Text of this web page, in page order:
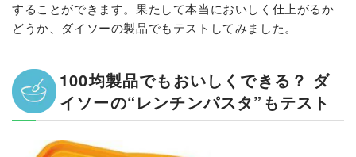
することができます。果たして本当においしく仕上がるか
どうか、ダイソーの製品でもテストしてみました。
100均製品でもおいしくできる？ ダ
イソーの“レンチンパスタ”もテスト